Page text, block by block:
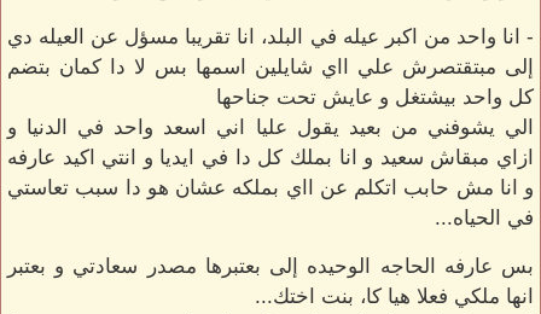
- انا واحد من اكبر عيله في البلد، انا تقريبا مسؤل عن العيله دي
إلى مبتقتصرش علي ااي شايلين اسمها بس لا دا كمان بتضم
كل واحد بيشتغل و عايش تحت جناحها
الي يشوفني من بعيد يقول عليا اني اسعد واحد في الدنيا و
ازاي مبقاش سعيد و انا بملك كل دا في ايديا و انتي اكيد عارفه
و انا مش حابب اتكلم عن ااي بملكه عشان هو دا سبب تعاستي
في الحياه...
بس عارفه الحاجه الوحيده إلى بعتبرها مصدر سعادتي و بعتبر
انها ملكي فعلا هيا كا، بنت اختك...